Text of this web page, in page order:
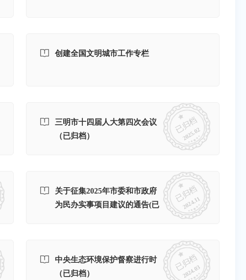
创建全国文明城市工作专栏
三明市十四届人大第四次会议
（已归档）
已归档
2025.02
关于征集2025年市委和市政府
为民办实事项目建议的通告(已
已归档
2024.11
中央生态环境保护督察进行时
（已归档）
已归档
2024.03